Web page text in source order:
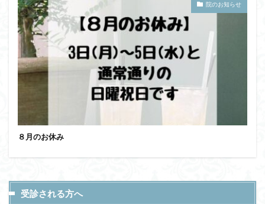
院のお知らせ
８月のお休み
受診される方へ